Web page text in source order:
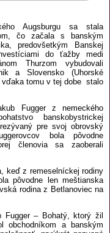
Augsburgu sa stala
čo začala s banským
predovšetkým Banskej
do ťažby medi
Thurzom vybudovali
a Slovensko (Uhorské
tomu v tej dobe stalo
Fugger z nemeckého
banskobystrickej
pre svoj obrovský
bola pôvodne
členovia sa zaoberali
keď z remeselníckej rodiny
pôvodne len meštianska
rodina z Betlanoviec na
Fugger – Bohatý, ktorý žil
obchodníkom a banským